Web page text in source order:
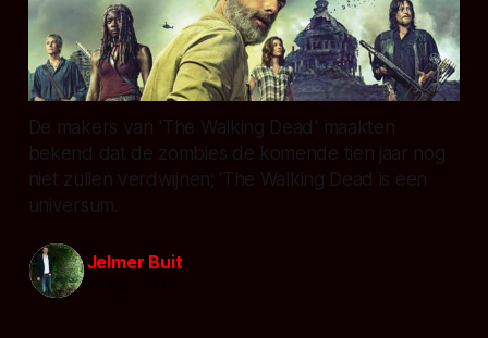
De makers van 'The Walking Dead' maakten
bekend dat de zombies de komende tien jaar nog
niet zullen verdwijnen; ‘The Walking Dead is een
universum.
Jelmer Buit